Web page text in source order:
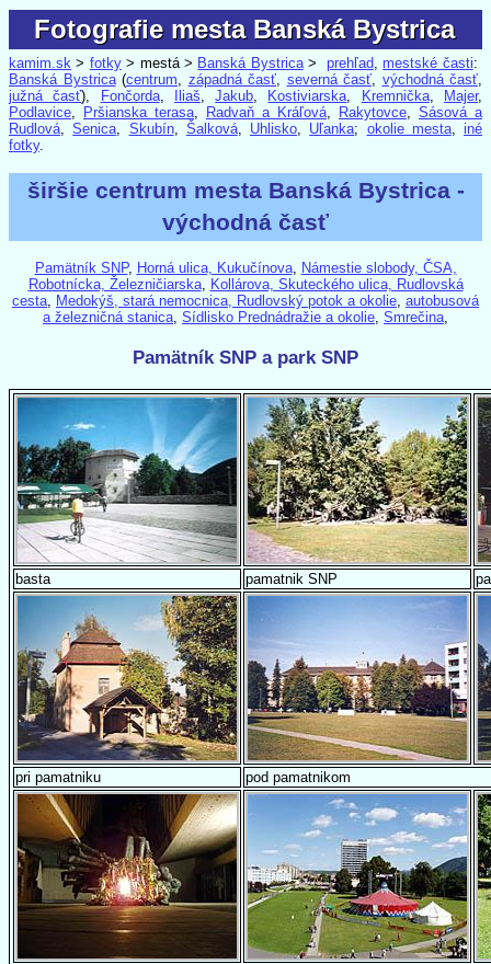
Fotografie mesta Banská Bystrica
Fotografie mesta Banská Bystrica
kamim.sk > fotky> mestá > Banská Bystrica> prehľad,mestské časti:
Banská Bystrica(centrum, západná časť, severná časť, východná časť,
južná časť), Fončorda, Iliaš,Jakub, Kostiviarska, Kremnička, Majer,
Podlavice, Pršianska terasa, Radvaň a Kráľová, Rakytovce, Sásová a
Rudlová,Senica, Skubín, Šalková, Uhlisko, Uľanka; okolie mesta, iné
fotky.
širšie centrum mesta Banská Bystrica -
východná časť
Pamätník SNP, Horná ulica, Kukučínova, Námestie slobody, ČSA,
Robotnícka, Železničiarska, Kollárova, Skuteckého ulica, Rudlovská
cesta, Medokýš, stará nemocnica, Rudlovský potok a okolie, autobusová
a železničná stanica, Sídlisko Prednádražie a okolie, Smrečina,
Pamätník SNP a park SNP
basta pamatnik SNP
pri pamatniku pod pamatnikom